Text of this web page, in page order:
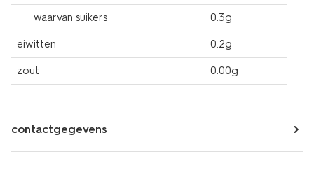
waarvan suikers 0.3g
eiwitten 0.2g
zout 0.00g
contactgegevens